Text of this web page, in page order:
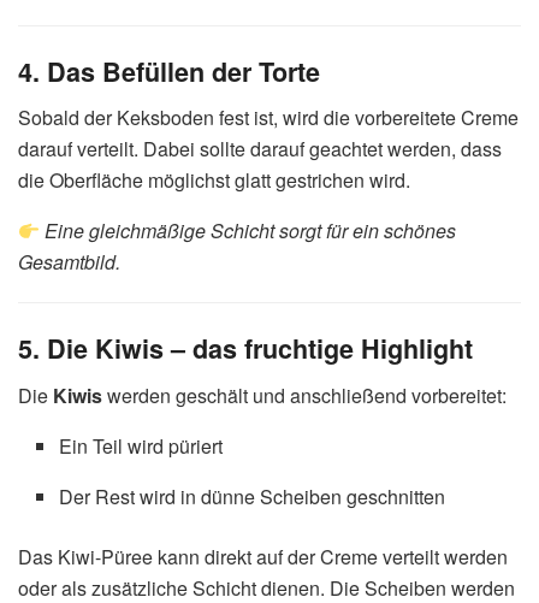
4. Das Befüllen der Torte
Sobald der Keksboden fest ist, wird die vorbereitete Creme
darauf verteilt. Dabei sollte darauf geachtet werden, dass
die Oberfläche möglichst glatt gestrichen wird.
Eine gleichmäßige Schicht sorgt für ein schönes
Gesamtbild.
5. Die Kiwis – das fruchtige Highlight
Die Kiwiswerden geschält und anschließend vorbereitet:
Ein Teil wird püriert
Der Rest wird in dünne Scheiben geschnitten
Das Kiwi-Püree kann direkt auf der Creme verteilt werden
oder als zusätzliche Schicht dienen. Die Scheiben werden